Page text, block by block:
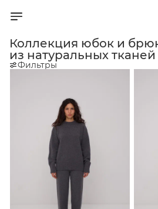
Коллекция юбок и
из натуральных тканей
Фильтры